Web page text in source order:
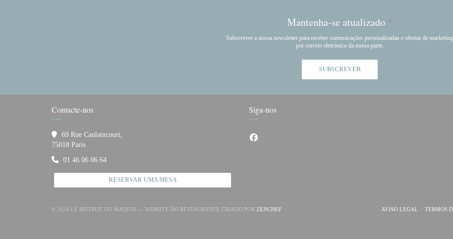
Mantenha-se atualizado *
Subscrever a nossa newsletter para receber comunicações personalizadas e ofertas de marketing
por correio eletrónico da nossa parte.
SUBSCREVER
Contacte-nos
69 Rue Caulaincourt,
75018 Paris((abre numa nova janela))
01 46 06 06 64
RESERVAR UMA MESA
Siga-nos
Facebook ((abre numa nova janela))
© 2026 LE BISTROT DU MAQUIS — WEBSITE DO RESTAURANTE CRIADO POR ZENCHEF((ABRE NUMA NOVA JANELA)) AVISO LEGAL((ABRE NUMA
TERMOS